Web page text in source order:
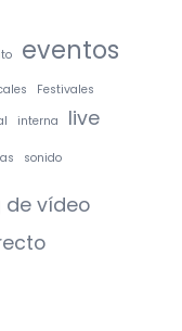
eventos
Festivales
interna live
sonido
de vídeo